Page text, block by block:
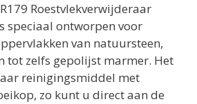
Roestvlekverwijderaar
speciaal ontworpen voor
van natuursteen,
tot zelfs gepolijst marmer. Het
reinigingsmiddel met
zo kunt u direct aan de